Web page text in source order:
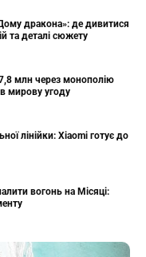
дракона»: де дивитися
та деталі сюжету
млн через монополію
мирову угоду
лінійки: Xiaomi готує до
вогонь на Місяці: